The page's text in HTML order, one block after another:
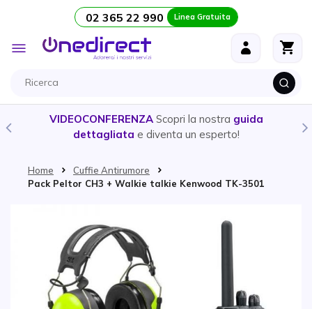
Salta al contenuto 02 365 22 990 Linea Gratuita
Toggle
Nav
VIDEOCONFERENZA Scopri la nostra guida
dettagliata e diventa un esperto!
Home
Cuffie Antirumore
Pack Peltor CH3 + Walkie talkie Kenwood TK-3501